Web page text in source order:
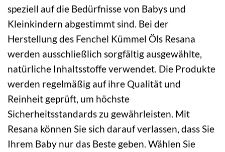
speziell auf die Bedürfnisse von Babys und
Kleinkindern abgestimmt sind. Bei der
Herstellung des Fenchel Kümmel Öls Resana
werden ausschließlich sorgfältig ausgewählte,
natürliche Inhaltsstoffe verwendet. Die Produkte
werden regelmäßig auf ihre Qualität und
Reinheit geprüft, um höchste
Sicherheitsstandards zu gewährleisten. Mit
Resana können Sie sich darauf verlassen, dass Sie
Ihrem Baby nur das Beste geben. Wählen Sie